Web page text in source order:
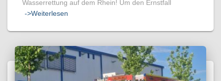
Wasserrettung auf dem Rhein! Um den Ernstfall
->Weiterlesen